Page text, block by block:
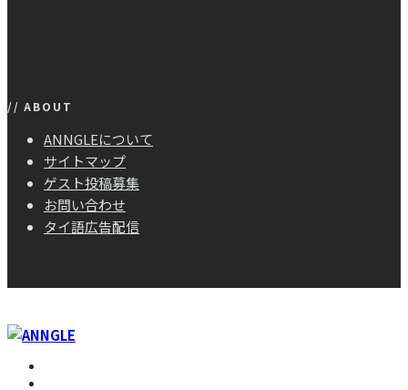
// ABOUT
ANNGLEについて
サイトマップ
ゲスト投稿募集
お問い合わせ
タイ語広告配信